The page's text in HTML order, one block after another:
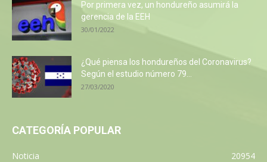
Por primera vez, un hondureño asumirá la
gerencia de la EEH
30/01/2022
¿Qué piensa los hondureños del Coronavirus?
Según el estudio número 79...
27/03/2020
CATEGORÍA POPULAR
Noticia
20954